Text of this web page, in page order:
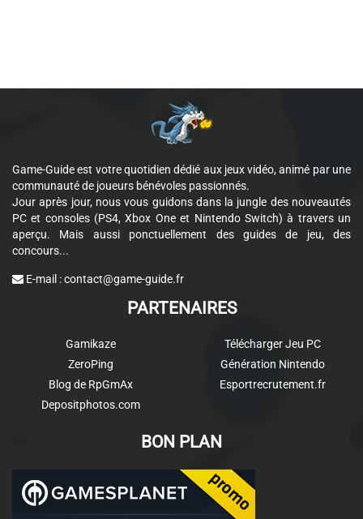
Game-Guide est votre quotidien dédié aux jeux vidéo, animé par une
communauté de joueurs bénévoles passionnés.
Jour après jour, nous vous guidons dans la jungle des nouveautés
PC et consoles (PS4, Xbox One et Nintendo Switch) à travers un
aperçu. Mais aussi ponctuellement des guides de jeu, des
concours...
E-mail :contact@game-guide.fr
PARTENAIRES
Gamikaze
ZeroPing
Blog de RpGmAx
Depositphotos.com
Télécharger Jeu PC
Génération Nintendo
Esportrecrutement.fr
BON PLAN